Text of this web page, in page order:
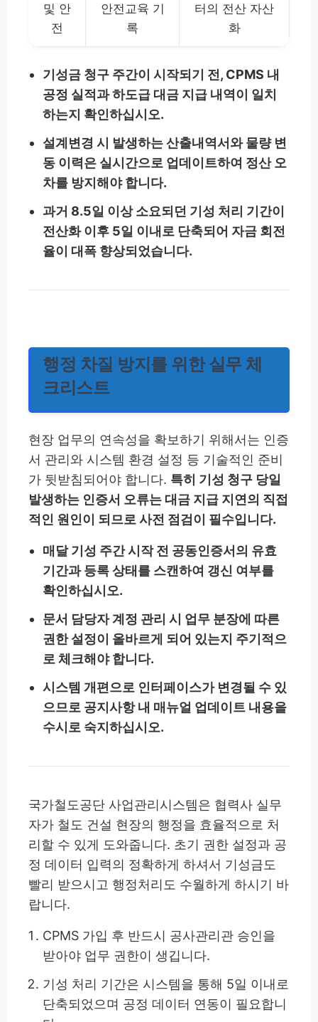
및 안
전
안전교육 기
록
터의 전산 자산
화
기성금 청구 주간이 시작되기 전, CPMS 내
공정 실적과 하도급 대금 지급 내역이 일치
하는지 확인하십시오.
설계변경 시 발생하는 산출내역서와 물량 변
동 이력은 실시간으로 업데이트하여 정산 오
차를 방지해야 합니다.
과거 8.5일 이상 소요되던 기성 처리 기간이
전산화 이후 5일 이내로 단축되어 자금 회전
율이 대폭 향상되었습니다.
행정 차질 방지를 위한 실무 체
크리스트
현장 업무의 연속성을 확보하기 위해서는 인증
서 관리와 시스템 환경 설정 등 기술적인 준비
가 뒷받침되어야 합니다. 특히 기성 청구 당일
발생하는 인증서 오류는 대금 지급 지연의 직접
적인 원인이 되므로 사전 점검이 필수입니다.
매달 기성 주간 시작 전 공동인증서의 유효
기간과 등록 상태를 스캔하여 갱신 여부를
확인하십시오.
문서 담당자 계정 관리 시 업무 분장에 따른
권한 설정이 올바르게 되어 있는지 주기적으
로 체크해야 합니다.
시스템 개편으로 인터페이스가 변경될 수 있
으므로 공지사항 내 매뉴얼 업데이트 내용을
수시로 숙지하십시오.
국가철도공단 사업관리시스템은 협력사 실무
자가 철도 건설 현장의 행정을 효율적으로 처
리할 수 있게 도와줍니다. 초기 권한 설정과 공
정 데이터 입력의 정확하게 하셔서 기성금도
빨리 받으시고 행정처리도 수월하게 하시기 바
랍니다.
CPMS 가입 후 반드시 공사관리관 승인을
받아야 업무 권한이 생깁니다.
기성 처리 기간은 시스템을 통해 5일 이내로
단축되었으며 공정 데이터 연동이 필요합니